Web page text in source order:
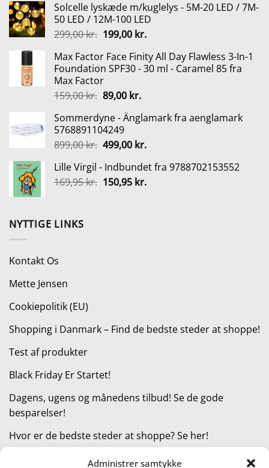
Administrer samtykke
pris
var:
6.899,00 kr..
pris
Solcelle lyskæde m/kuglelys - 5M-20 LED / 7M-
50 LED / 12M-100 LED
299,00kr. Den
pris
var:
299,00 kr..
199,00 kr.Den
pris
er:
Max Factor Face Finity All Day Flawless 3-In-1
Foundation SPF30 - 30 ml - Caramel 85 fra
Max Factor
159,00kr. Den
pris
var:
159,00 kr..
89,00 kr.Den
pris
89,00 kr..
Sommerdyne - Änglamark fra aenglamark
5768891104249
899,00kr. Den
pris
var:
499,00 kr.Den
pris
er:
Lille Virgil - Indbundet fra 9788702153552
169,95kr. Den
150,95 kr.Den
NYTTIGE LINKS
Kontakt Os
Mette Jensen
Cookiepolitik (EU)
Shopping i Danmark – Find de bedste steder at shoppe!
Test af produkter
Black Friday Er Startet!
Dagens, ugens og månedens tilbud! Se de gode
besparelser!
Hvor er de bedste steder at shoppe? Se her!